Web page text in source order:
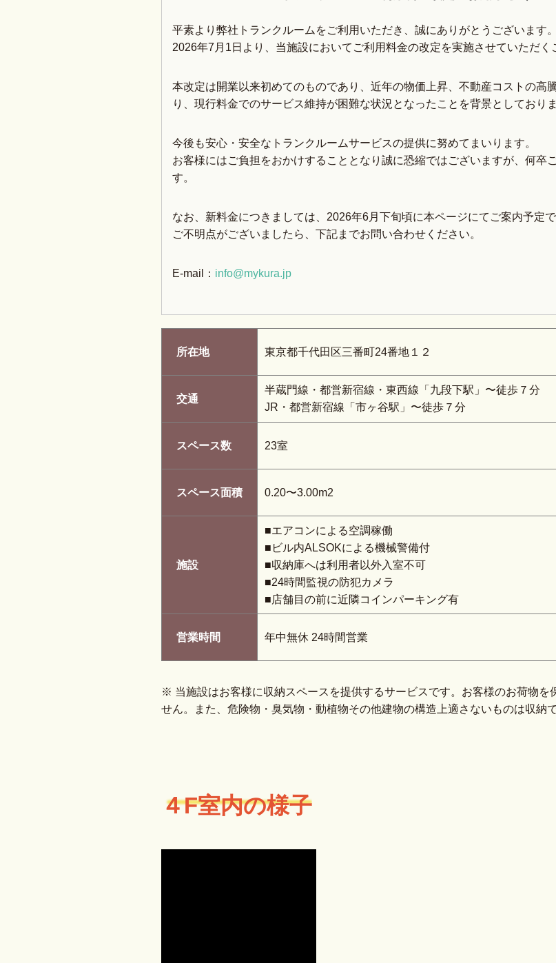
平素より弊社トランクルームをご利用いただき、誠にありがとうございます。
2026年7月1日より、当施設においてご利用料金の改定を実施させていただく
本改定は開業以来初めてのものであり、近年の物価上昇、不動産コストの高
り、現行料金でのサービス維持が困難な状況となったことを背景としておりま
今後も安心・安全なトランクルームサービスの提供に努めてまいります。
お客様にはご負担をおかけすることとなり誠に恐縮ではございますが、何卒
す。
なお、新料金につきましては、2026年6月下旬頃に本ページにてご案内予定で
ご不明点がございましたら、下記までお問い合わせください。
E-mail： info@mykura.jp
所在地 東京都千代田区三番町24番地１２
交通
半蔵門線・都営新宿線・東西線「九段下駅」〜徒歩７分
JR・都営新宿線「市ヶ谷駅」〜徒歩７分
スペース数 23室
スペース面積 0.20〜3.00m2
施設
■エアコンによる空調稼働
■ビル内ALSOKによる機械警備付
■収納庫へは利用者以外入室不可
■24時間監視の防犯カメラ
■店舗目の前に近隣コインパーキング有
営業時間 年中無休 24時間営業
※ 当施設はお客様に収納スペースを提供するサービスです。お客様のお荷物を
せん。また、危険物・臭気物・動植物その他建物の構造上適さないものは収納で
４F室内の様子